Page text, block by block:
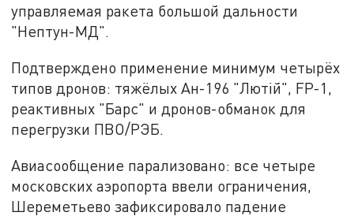
управляемая ракета большой дальности
"Нептун-МД".
Подтверждено применение минимум четырёх
типов дронов: тяжёлых Ан-196 "Лютiй", FP-1,
реактивных "Барс" и дронов-обманок для
перегрузки ПВО/РЭБ.
Авиасообщение парализовано: все четыре
московских аэропорта ввели ограничения,
Шереметьево зафиксировало падение